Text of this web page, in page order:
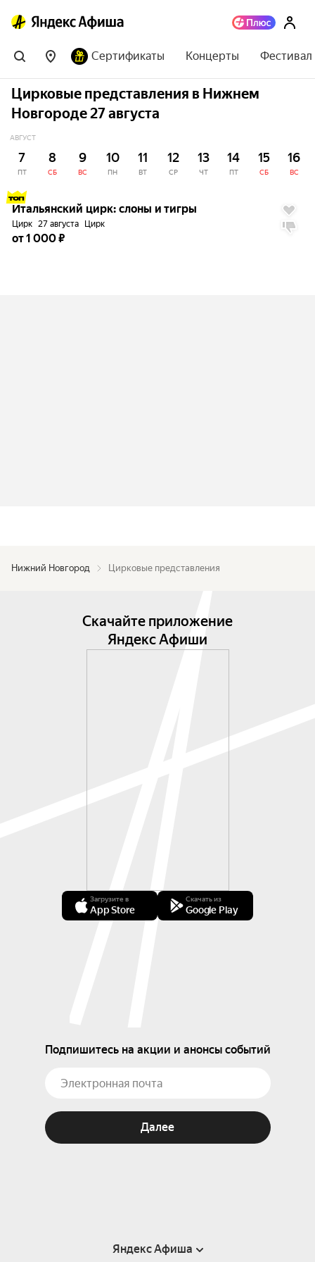
Сертификаты Концерты
Цирковые представления в Нижнем
Новгороде 27 августа
АВГУСТ
7
ПТ
8
СБ
9
ВС
10
ПН
11
ВТ
12
СР
13
ЧТ
14
ПТ
15
СБ
16
ВС
Итальянский цирк: слоны и тигры
Цирк 27 августа Цирк
от 1 000 ₽
Нижний Новгород Цирковые представления
Скачайте приложение
Яндекс Афиши
Загрузите в
App Store
Скачать из
Google Play
Подпишитесь на акции и анонсы событий
Далее
Яндекс Афиша